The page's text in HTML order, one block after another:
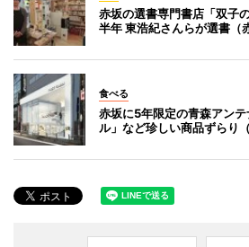
赤坂の選書専門書店「双子
半年 東浩紀さんらが選書（
食べる
赤坂に5年限定の青森アン
ル」など珍しい商品ずらり